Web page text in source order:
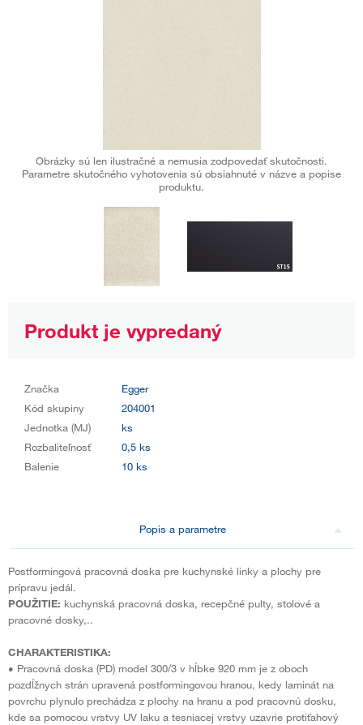
Obrázky sú len ilustračné a nemusia zodpovedať skutočnosti.
Parametre skutočného vyhotovenia sú obsiahnuté v názve a popise
produktu.
Produkt je vypredaný
Značka
Egger
Kód skupiny
204001
Jednotka (MJ)
ks
Rozbaliteľnosť
0,5 ks
Balenie
10 ks
Popis a parametre
Postformingová pracovná doska pre kuchynské linky a plochy pre
prípravu jedál.
POUŽITIE: kuchynská pracovná doska, recepčné pulty, stolové a
pracovné dosky,..
CHARAKTERISTIKA:
• Pracovná doska (PD) model 300/3 v hĺbke 920 mm je z oboch
pozdĺžnych strán upravená postformingovou hranou, kedy laminát na
povrchu plynulo prechádza z plochy na hranu a pod pracovnú dosku,
kde sa pomocou vrstvy UV laku a tesniacej vrstvy uzavrie protiťahový